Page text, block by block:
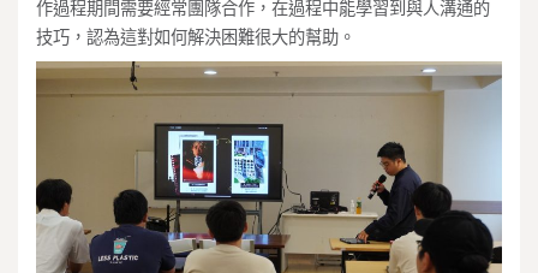
作過程期間需要經常團隊合作，在過程中能學習到與人溝通的
技巧，認為這對如何解決困難很大的幫助。